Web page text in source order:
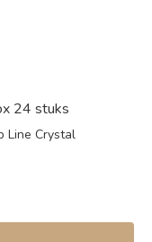
24 stuks
Line Crystal